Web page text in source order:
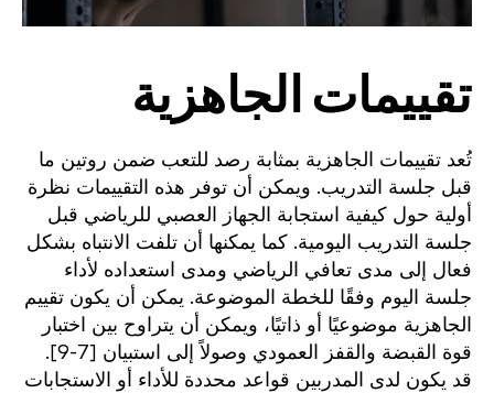
تقييمات الجاهزية
تُعد تقييمات الجاهزية بمثابة رصد للتعب ضمن روتين ما
قبل جلسة التدريب. ويمكن أن توفر هذه التقييمات نظرة
أولية حول كيفية استجابة الجهاز العصبي للرياضي قبل
جلسة التدريب اليومية. كما يمكنها أن تلفت الانتباه بشكل
فعال إلى مدى تعافي الرياضي ومدى استعداده لأداء
جلسة اليوم وفقًا للخطة الموضوعة. يمكن أن يكون تقييم
الجاهزية موضوعيًا أو ذاتيًا، ويمكن أن يتراوح بين اختبار
قوة القبضة والقفز العمودي وصولاً إلى استبيان [7-9].
قد يكون لدى المدربين قواعد محددة للأداء أو الاستجابات